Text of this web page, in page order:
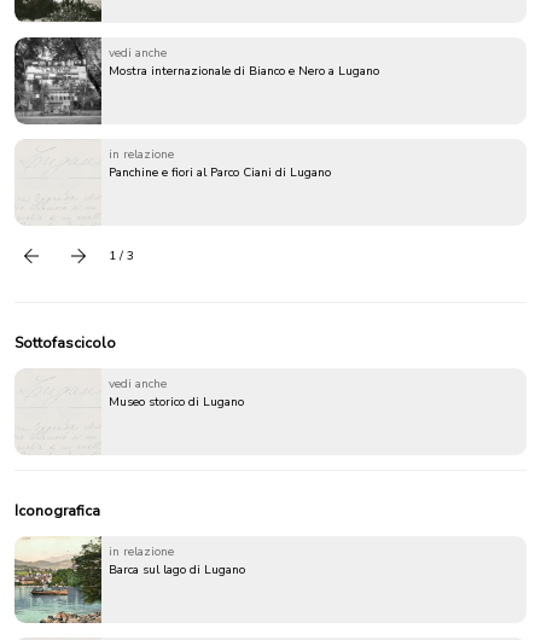
vedi anche
Mostra internazionale di Bianco e Nero a Lugano
in relazione
Panchine e fiori al Parco Ciani di Lugano
Precedentesuccessivo
1 / 3
Sottofascicolo
vedi anche
Museo storico di Lugano
Iconografica
in relazione
Barca sul lago di Lugano